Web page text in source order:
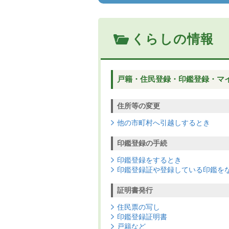
くらしの情報
戸籍・住民登録・印鑑登録・マ
住所等の変更
他の市町村へ引越しするとき
印鑑登録の手続
印鑑登録をするとき
印鑑登録証や登録している印鑑を
証明書発行
住民票の写し
印鑑登録証明書
戸籍など